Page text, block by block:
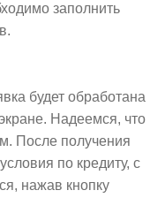
заполнить
будет обработана
Надеемся, что
После получения
по кредиту, с
нажав кнопку